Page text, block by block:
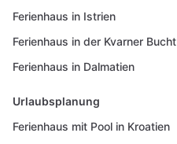
Ferienhaus in Istrien
Ferienhaus in der Kvarner Bucht
Ferienhaus in Dalmatien
Urlaubsplanung
Ferienhaus mit Pool in Kroatien